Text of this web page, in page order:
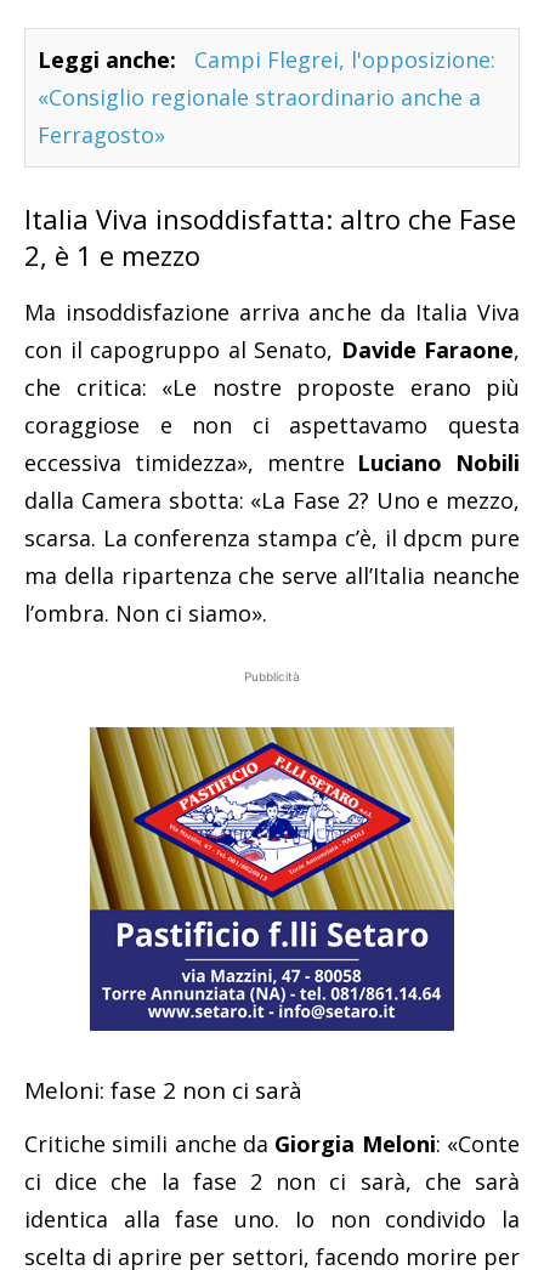
Leggi anche:
Campi Flegrei, l'opposizione:
«Consiglio regionale straordinario anche a
Ferragosto»
Italia Viva insoddisfatta: altro che Fase
2, è 1 e mezzo
Ma insoddisfazione arriva anche da Italia Viva
con il capogruppo al Senato, Davide Faraone,
che critica: «Le nostre proposte erano più
coraggiose e non ci aspettavamo questa
eccessiva timidezza», mentre Luciano Nobili
dalla Camera sbotta: «La Fase 2? Uno e mezzo,
scarsa. La conferenza stampa c’è, il dpcm pure
ma della ripartenza che serve all’Italia neanche
l’ombra. Non ci siamo».
Pubblicità
Meloni: fase 2 non ci sarà
Critiche simili anche da Giorgia Meloni: «Conte
ci dice che la fase 2 non ci sarà, che sarà
identica alla fase uno. Io non condivido la
scelta di aprire per settori, facendo morire per